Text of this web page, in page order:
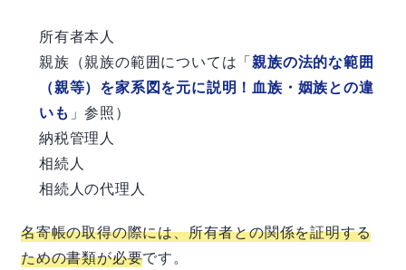
所有者本人
親族（親族の範囲については「親族の法的な範囲
（親等）を家系図を元に説明！血族・姻族との違
いも 」参照）
納税管理人
相続人
相続人の代理人
名寄帳の取得の際には、所有者との関係を証明する
ための書類が必要です。